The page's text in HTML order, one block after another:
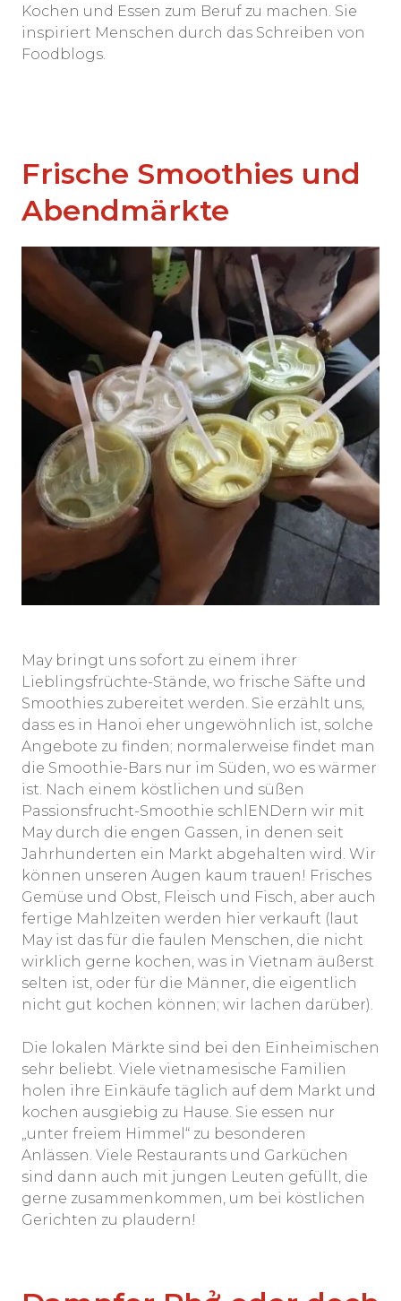
Kochen und Essen zum Beruf zu machen. Sie
inspiriert Menschen durch das Schreiben von
Foodblogs.
Frische Smoothies und
Abendmärkte
May bringt uns sofort zu einem ihrer
Lieblingsfrüchte-Stände, wo frische Säfte und
Smoothies zubereitet werden. Sie erzählt uns,
dass es in Hanoi eher ungewöhnlich ist, solche
Angebote zu finden; normalerweise findet man
die Smoothie-Bars nur im Süden, wo es wärmer
ist. Nach einem köstlichen und süßen
Passionsfrucht-Smoothie schlENDern wir mit
May durch die engen Gassen, in denen seit
Jahrhunderten ein Markt abgehalten wird. Wir
können unseren Augen kaum trauen! Frisches
Gemüse und Obst, Fleisch und Fisch, aber auch
fertige Mahlzeiten werden hier verkauft (laut
May ist das für die faulen Menschen, die nicht
wirklich gerne kochen, was in Vietnam äußerst
selten ist, oder für die Männer, die eigentlich
nicht gut kochen können; wir lachen darüber).
Die lokalen Märkte sind bei den Einheimischen
sehr beliebt. Viele vietnamesische Familien
holen ihre Einkäufe täglich auf dem Markt und
kochen ausgiebig zu Hause. Sie essen nur
„unter freiem Himmel“ zu besonderen
Anlässen. Viele Restaurants und Garküchen
sind dann auch mit jungen Leuten gefüllt, die
gerne zusammenkommen, um bei köstlichen
Gerichten zu plaudern!